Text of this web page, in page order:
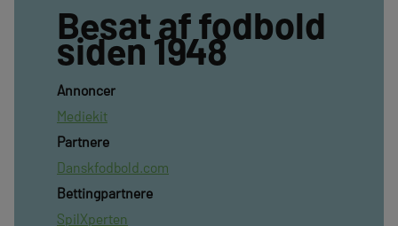
Besat af fodbold
siden 1948
Annoncer
Mediekit
Partnere
Danskfodbold.com
Bettingpartnere
SpilXperten